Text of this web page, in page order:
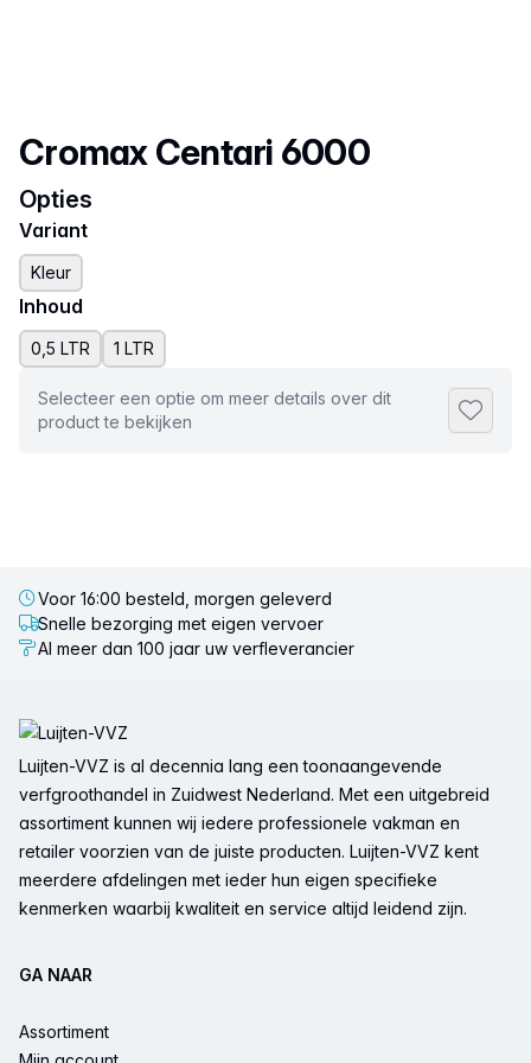
Productnaam
Cromax Centari 6000
Opties
Variant
Kleur
Inhoud
0,5 LTR 1 LTR
Selecteer een optie om meer details over dit
product te bekijken
Voor 16:00 besteld, morgen geleverd
Snelle bezorging met eigen vervoer
Al meer dan 100 jaar uw verfleverancier
Luijten-VVZ is al decennia lang een toonaangevende
verfgroothandel in Zuidwest Nederland. Met een uitgebreid
assortiment kunnen wij iedere professionele vakman en
retailer voorzien van de juiste producten. Luijten-VVZ kent
meerdere afdelingen met ieder hun eigen specifieke
kenmerken waarbij kwaliteit en service altijd leidend zijn.
GA NAAR
Assortiment